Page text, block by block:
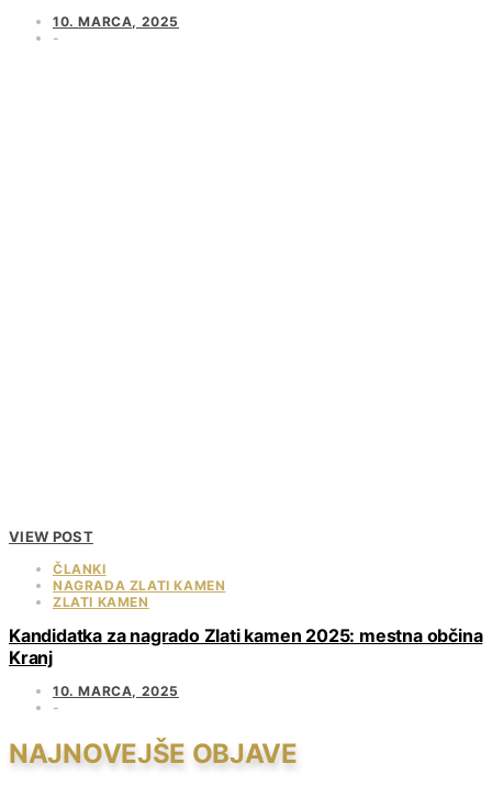
10. MARCA, 2025
VIEW POST
ČLANKI
NAGRADA ZLATI KAMEN
ZLATI KAMEN
Kandidatka za nagrado Zlati kamen 2025: mestna občina
Kranj
10. MARCA, 2025
NAJNOVEJŠE OBJAVE